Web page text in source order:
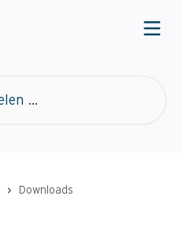
Downloads